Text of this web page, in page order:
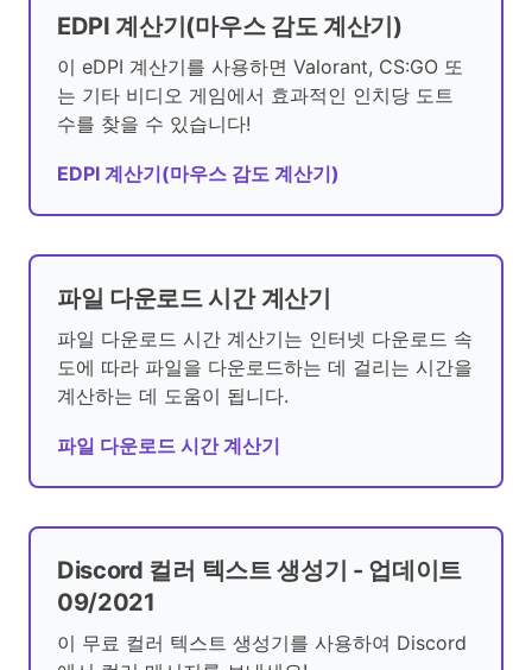
EDPI 계산기(마우스 감도 계산기)
이 eDPI 계산기를 사용하면 Valorant, CS:GO 또
는 기타 비디오 게임에서 효과적인 인치당 도트
수를 찾을 수 있습니다!
EDPI 계산기(마우스 감도 계산기)
파일 다운로드 시간 계산기
파일 다운로드 시간 계산기는 인터넷 다운로드 속
도에 따라 파일을 다운로드하는 데 걸리는 시간을
계산하는 데 도움이 됩니다.
파일 다운로드 시간 계산기
Discord 컬러 텍스트 생성기 - 업데이트
09/2021
이 무료 컬러 텍스트 생성기를 사용하여 Discord